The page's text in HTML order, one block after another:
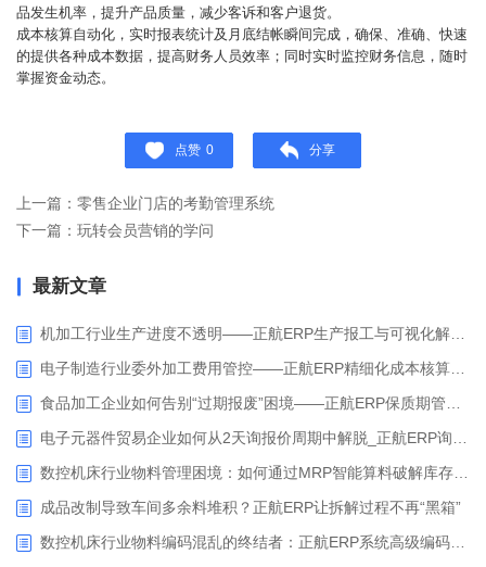
品发生机率，提升产品质量，减少客诉和客户退货。
成本核算自动化，实时报表统计及月底结帐瞬间完成，确保、准确、快速
的提供各种成本数据，提高财务人员效率；同时实时监控财务信息，随时
掌握资金动态。
点赞 0 分享
上一篇：零售企业门店的考勤管理系统
下一篇：玩转会员营销的学问
最新文章
成品改制导致车间多余料堆积？正航ERP让拆解过程不再“黑箱”